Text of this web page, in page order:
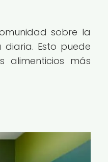
sobre la
Esto puede
alimenticios más